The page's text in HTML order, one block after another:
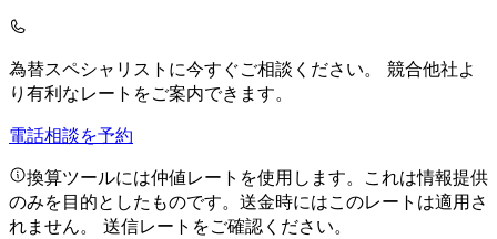
為替スペシャリストに今すぐご相談ください。 競合他社よ
り有利なレートをご案内できます。
電話相談を予約
換算ツールには仲値レートを使用します。これは情報提供
のみを目的としたものです。送金時にはこのレートは適用さ
れません。 送信レートをご確認ください。